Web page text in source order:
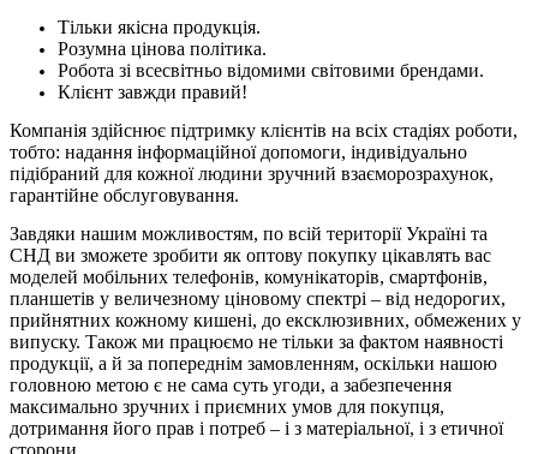
Тільки якісна продукція.
Розумна цінова політика.
Робота зі всесвітньо відомими світовими брендами.
Клієнт завжди правий!
Компанія здійснює підтримку клієнтів на всіх стадіях роботи,
тобто: надання інформаційної допомоги, індивідуально
підібраний для кожної людини зручний взаєморозрахунок,
гарантійне обслуговування.
Завдяки нашим можливостям, по всій території Україні та
СНД ви зможете зробити як оптову покупку цікавлять вас
моделей мобільних телефонів, комунікаторів, смартфонів,
планшетів у величезному ціновому спектрі – від недорогих,
прийнятних кожному кишені, до ексклюзивних, обмежених у
випуску. Також ми працюємо не тільки за фактом наявності
продукції, а й за попереднім замовленням, оскільки нашою
головною метою є не сама суть угоди, а забезпечення
максимально зручних і приємних умов для покупця,
дотримання його прав і потреб – і з матеріальної, і з етичної
сторони.